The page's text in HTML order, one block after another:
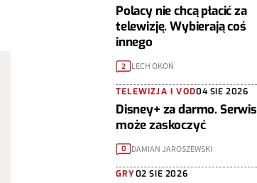
Polacy nie chcą płacić za
telewizję. Wybierają coś
innego
2 LECH OKOŃ
TELEWIZJA I VOD04 SIE 2026
Disney+ za darmo. Serwis
może zaskoczyć
0 DAMIAN JAROSZEWSKI
GRY02 SIE 2026